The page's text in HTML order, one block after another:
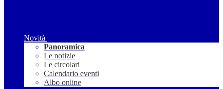
Novità
Panoramica
Le notizie
Le circolari
Calendario eventi
Albo online